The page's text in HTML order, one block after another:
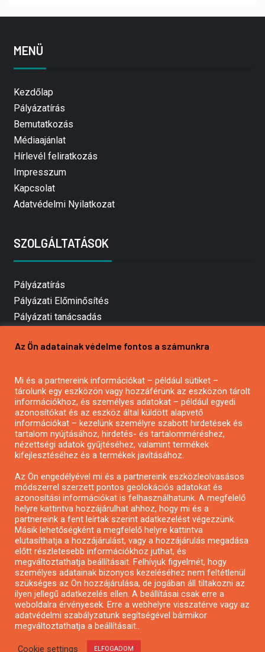
MENÜ
Kezdőlap
Pályázatírás
Bemutatkozás
Médiaajánlat
Hírlevél feliratkozás
Impresszum
Kapcsolat
Adatvédelmi Nyilatkozat
SZOLGÁLTATÁSOK
Pályázatírás
Pályázati Előminősítés
Pályázati tanácsadás
Mezőgazdasági pályázatírás
Pályázatírás civil szervezeteknek
Pályázatírás önkormányzatoknak
Pályázatfigyelés
Specifikus pályázatfigyelés vagy hírlevél
Pályázatok magánszemélyeknek
Pályázatok civil szervezeteknek
Pályázatok vállalkozásoknak
Önkormányzati pályázatok
Mezőgazdasági pályázatok
Falusi turizmus pályázatok
Napelem pályázatok
GINOP pályázatok
Az Ön adatainak védelme fontos a számunkra
Mi és a partnereink információkat – például sütiket –
tárolunk egy eszközön vagy hozzáférünk az eszközön tárolt
információkhoz, és személyes adatokat – például egyedi
azonosítókat és az eszköz által küldött alapvető
információkat – kezelünk személyre szabott hirdetések és
tartalom nyújtásához, hirdetés- és tartalomméréshez,
nézettségi adatok gyűjtéséhez, valamint termékek
kifejlesztéséhez és a termékek javításához.
Az Ön engedélyével mi és a partnereink eszközleolvasásos
módszerrel szerzett pontos geolokációs adatokat és
azonosítási információkat is felhasználhatunk. A megfelelő
helyre kattintva hozzájárulhat ahhoz, hogy mi és a
partnereink a fent leírtak szerint adatkezelést végezzünk.
Másik lehetőségként a megfelelő helyre kattintva
elutasíthatja a hozzájárulást, vagy a hozzájárulás megadása
előtt részletesebb információkhoz juthat, és
megváltoztathatja beállításait. Felhívjuk figyelmét, hogy
személyes adatainak bizonyos kezeléséhez nem feltétlenül
szükséges az Ön hozzájárulása, de jogában áll tiltakozni az
ilyen jellegű adatkezelés ellen. A beállításai csak erre a
weboldalra érvényesek. Erre a webhelyre visszatérve vagy az
adatvédelmi szabályzatunk segítségével bármikor
megváltoztathatja a beállításait..
Cookie settings ELFOGADOM